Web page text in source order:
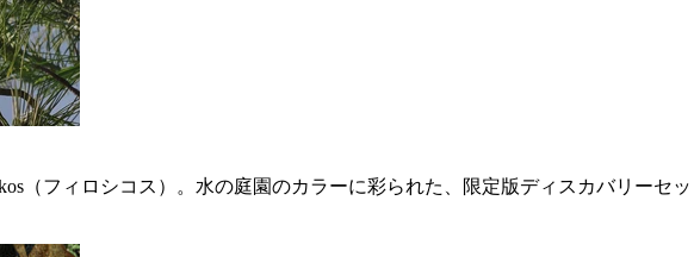
（フィロシコス）。水の庭園のカラーに彩られた、限定版ディスカバリーセ